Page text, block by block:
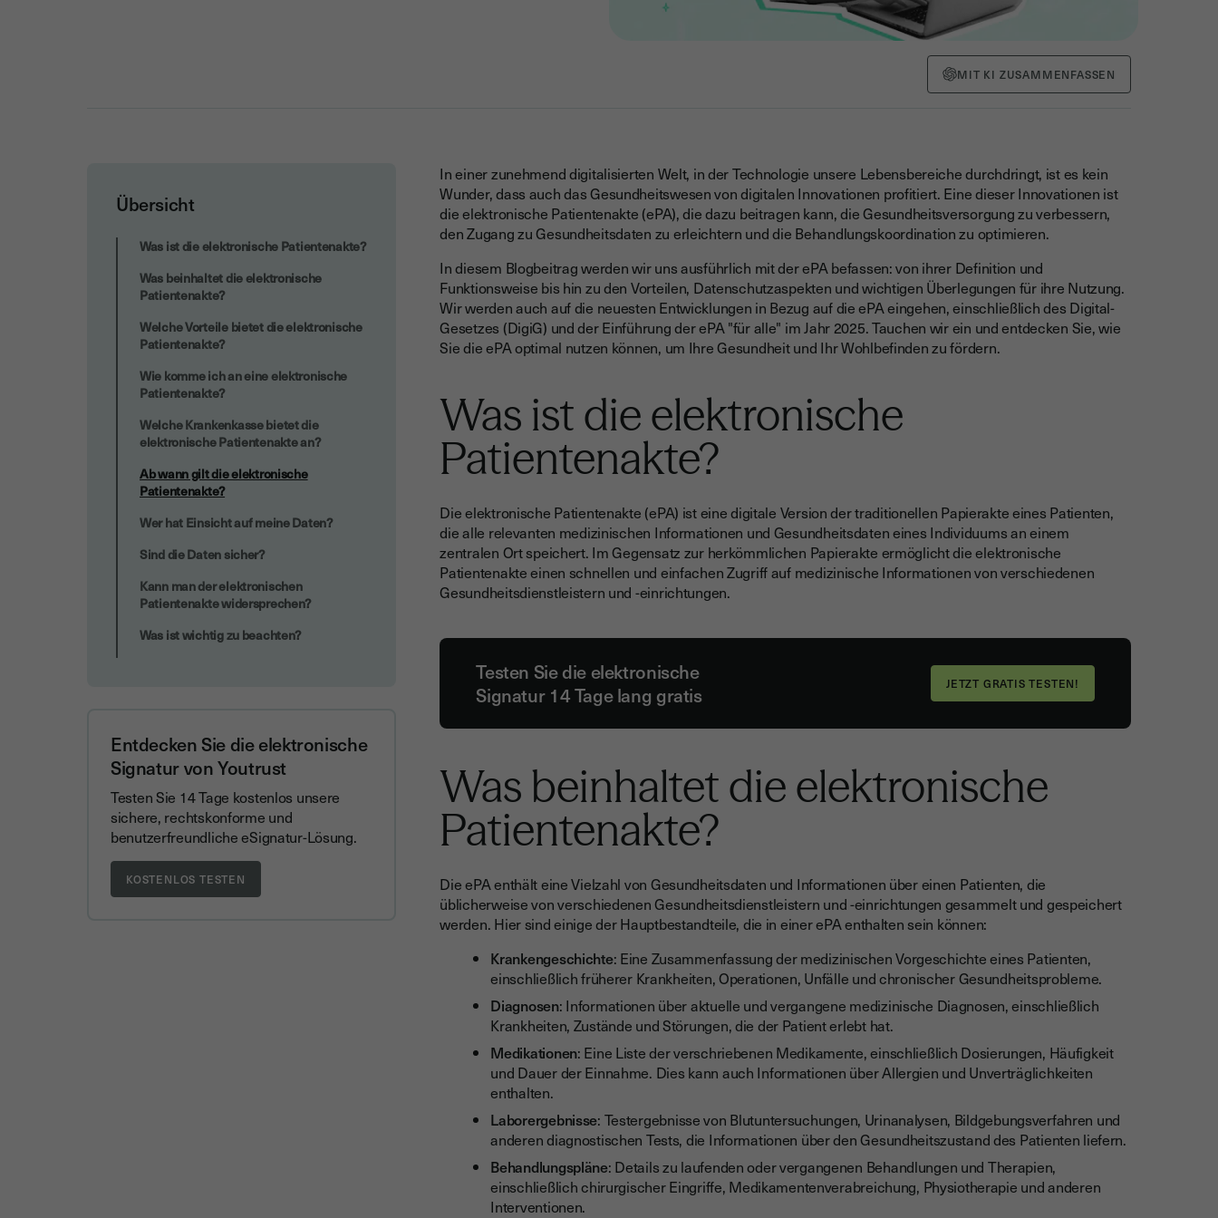
MIT KI ZUSAMMENFASSEN
Übersicht
Ab wann gilt die elektronische
Was ist die elektronische Patientenakte?
Was beinhaltet die elektronische
Patientenakte?
Welche Vorteile bietet die elektronische
Patientenakte?
Wie komme ich an eine elektronische
Patientenakte?
Welche Krankenkasse bietet die
elektronische Patientenakte an?
Ab wann gilt die elektronische
Patientenakte?
Wer hat Einsicht auf meine Daten?
Sind die Daten sicher?
Kann man der elektronischen
Patientenakte widersprechen?
Was ist wichtig zu beachten?
Entdecken Sie die elektronische
Signatur von Youtrust
Testen Sie 14 Tage kostenlos unsere
sichere, rechtskonforme und
benutzerfreundliche eSignatur-Lösung.
In einer zunehmend digitalisierten Welt, in der Technologie unsere Lebensbereiche durchdringt, ist es kein
Wunder, dass auch das Gesundheitswesen von digitalen Innovationen profitiert. Eine dieser Innovationen ist
die elektronische Patientenakte (ePA), die dazu beitragen kann, die Gesundheitsversorgung zu verbessern,
den Zugang zu Gesundheitsdaten zu erleichtern und die Behandlungskoordination zu optimieren.
In diesem Blogbeitrag werden wir uns ausführlich mit der ePA befassen: von ihrer Definition und
Funktionsweise bis hin zu den Vorteilen, Datenschutzaspekten und wichtigen Überlegungen für ihre Nutzung.
Wir werden auch auf die neuesten Entwicklungen in Bezug auf die ePA eingehen, einschließlich des Digital-
Gesetzes (DigiG) und der Einführung der ePA "für alle" im Jahr 2025. Tauchen wir ein und entdecken Sie, wie
Sie die ePA optimal nutzen können, um Ihre Gesundheit und Ihr Wohlbefinden zu fördern.
Was ist die elektronische
Patientenakte?
Die elektronische Patientenakte (ePA) ist eine digitale Version der traditionellen Papierakte eines Patienten,
die alle relevanten medizinischen Informationen und Gesundheitsdaten eines Individuums an einem
zentralen Ort speichert. Im Gegensatz zur herkömmlichen Papierakte ermöglicht die elektronische
Patientenakte einen schnellen und einfachen Zugriff auf medizinische Informationen von verschiedenen
Gesundheitsdienstleistern und -einrichtungen.
Testen Sie die elektronische
Signatur 14 Tage lang gratis
Was beinhaltet die elektronische
Patientenakte?
Die ePA enthält eine Vielzahl von Gesundheitsdaten und Informationen über einen Patienten, die
üblicherweise von verschiedenen Gesundheitsdienstleistern und -einrichtungen gesammelt und gespeichert
werden. Hier sind einige der Hauptbestandteile, die in einer ePA enthalten sein können:
Krankengeschichte: Eine Zusammenfassung der medizinischen Vorgeschichte eines Patienten,
einschließlich früherer Krankheiten, Operationen, Unfälle und chronischer Gesundheitsprobleme.
Diagnosen: Informationen über aktuelle und vergangene medizinische Diagnosen, einschließlich
Krankheiten, Zustände und Störungen, die der Patient erlebt hat.
Medikationen: Eine Liste der verschriebenen Medikamente, einschließlich Dosierungen, Häufigkeit
und Dauer der Einnahme. Dies kann auch Informationen über Allergien und Unverträglichkeiten
enthalten.
Laborergebnisse: Testergebnisse von Blutuntersuchungen, Urinanalysen, Bildgebungsverfahren und
anderen diagnostischen Tests, die Informationen über den Gesundheitszustand des Patienten liefern.
Behandlungspläne: Details zu laufenden oder vergangenen Behandlungen und Therapien,
einschließlich chirurgischer Eingriffe, Medikamentenverabreichung, Physiotherapie und anderen
Interventionen.